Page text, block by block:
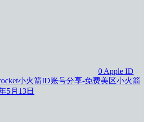
0 Apple ID
小火箭ID账号分享-免费美区小火箭
5月13日